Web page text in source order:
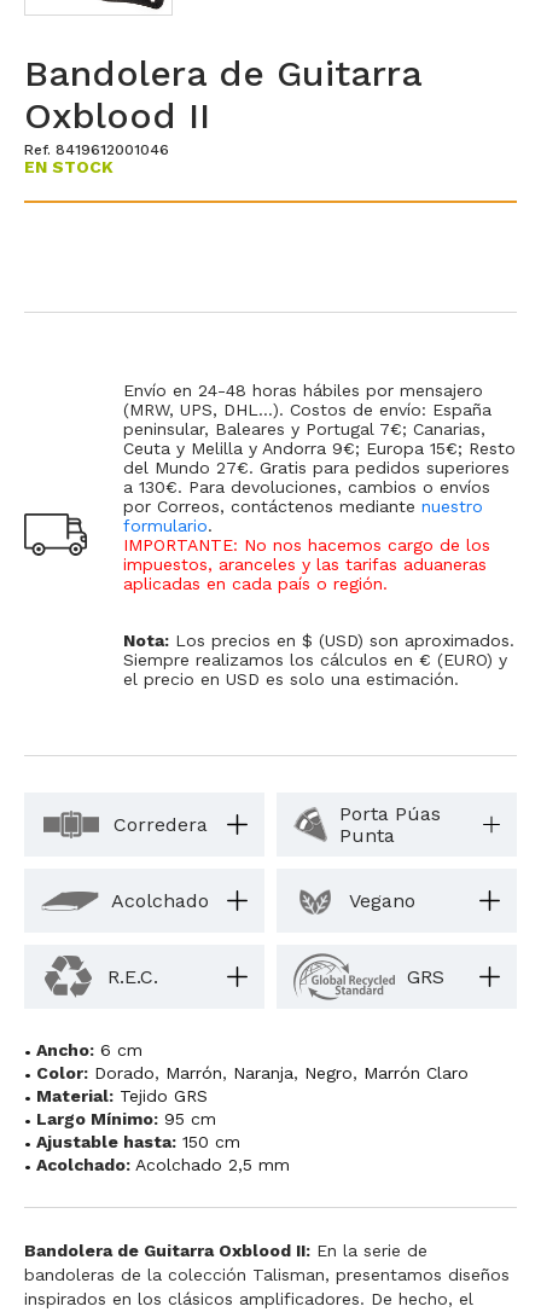
Bandolera de Guitarra
Oxblood II
Ref. 8419612001046
EN STOCK
Envío en 24-48 horas hábiles por mensajero
(MRW, UPS, DHL...). Costos de envío: España
peninsular, Baleares y Portugal 7€; Canarias,
Ceuta y Melilla y Andorra 9€; Europa 15€; Resto
del Mundo 27€. Gratis para pedidos superiores
a 130€. Para devoluciones, cambios o envíos
por Correos, contáctenos mediante nuestro
formulario.
IMPORTANTE: No nos hacemos cargo de los
impuestos, aranceles y las tarifas aduaneras
aplicadas en cada país o región.
Nota: Los precios en $ (USD) son aproximados.
Siempre realizamos los cálculos en € (EURO) y
el precio en USD es solo una estimación.
Corredera
Porta Púas
Punta
Acolchado Vegano
R.E.C. GRS
Ancho: 6 cm
Color: Dorado, Marrón, Naranja, Negro, Marrón Claro
Material: Tejido GRS
Largo Mínimo: 95 cm
Ajustable hasta: 150 cm
Acolchado: Acolchado 2,5 mm
Bandolera de Guitarra Oxblood II: En la serie de
bandoleras de la colección Talisman, presentamos diseños
inspirados en los clásicos amplificadores. De hecho, el